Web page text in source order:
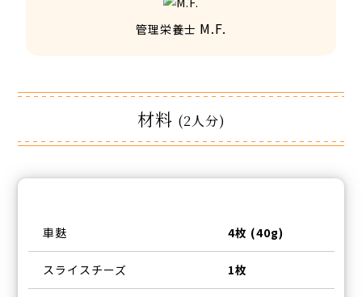
管理栄養士 M.F.
材料 (2人分)
車麩 4枚 (40g)
スライスチーズ 1枚